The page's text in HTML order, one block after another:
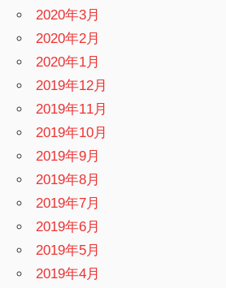
2020年3月
2020年2月
2020年1月
2019年12月
2019年11月
2019年10月
2019年9月
2019年8月
2019年7月
2019年6月
2019年5月
2019年4月